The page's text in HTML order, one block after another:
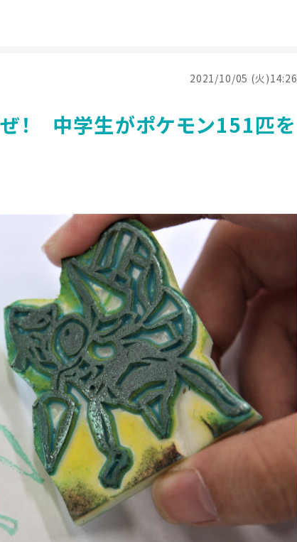
2021/10/05 (火)14:26
ぜ！ 中学生がポケモン151匹を